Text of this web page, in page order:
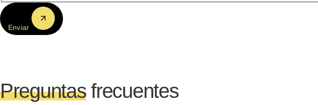
Enviar
Preguntasfrecuentes